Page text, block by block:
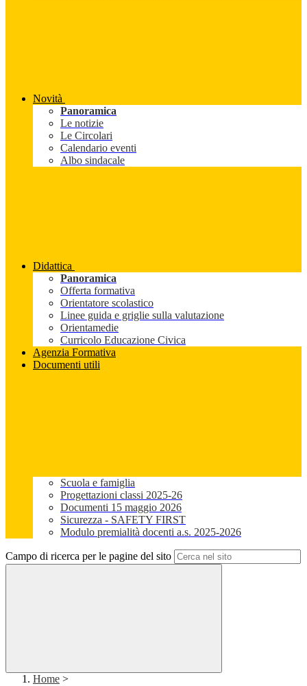
Novità
Panoramica
Le notizie
Le Circolari
Calendario eventi
Albo sindacale
Didattica
Panoramica
Offerta formativa
Orientatore scolastico
Linee guida e griglie sulla valutazione
Orientamedie
Curricolo Educazione Civica
Agenzia Formativa
Documenti utili
Scuola e famiglia
Progettazioni classi 2025-26
Documenti 15 maggio 2026
Sicurezza - SAFETY FIRST
Modulo premialità docenti a.s. 2025-2026
Campo di ricerca per le pagine del sito
Home >